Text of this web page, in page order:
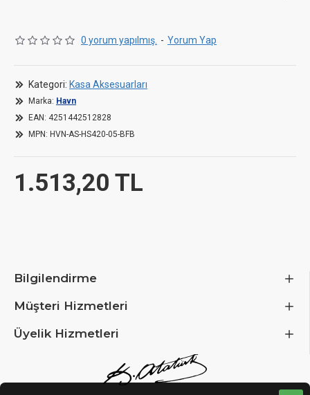
Supports up to three 140 mm fans for powerful airflow
0 yorum yapılmış. - Yorum Yap
1.513,20 TL
Kategori: Kasa Aksesuarları
Marka: Havn
EAN: 4251442512828
MPN: HVN-AS-HS420-05-BFB
Bilgilendirme
Müşteri Hizmetleri
Üyelik Hizmetleri